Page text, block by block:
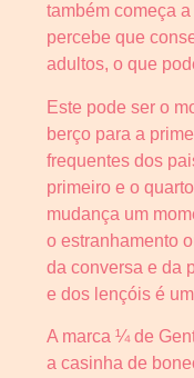
também começa
percebe que
adultos, o que
Este pode ser o
berço para a
frequentes dos
primeiro e o
mudança um
o estranhamento
da conversa e da
e dos lençóis é
A marca ¼ de
a casinha de